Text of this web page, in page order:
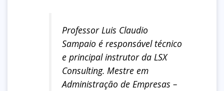
Professor Luis Claudio
Sampaio é responsável técnico
e principal instrutor da LSX
Consulting. Mestre em
Administração de Empresas –